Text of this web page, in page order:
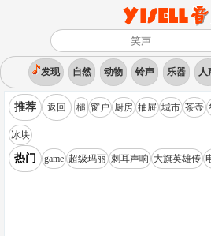
发现 自然 动物 铃声 乐器 人
推荐 返回 槌 窗户 厨房 抽屉 城市 茶壶
冰块
热门 game 超级玛丽 刺耳声响 大旗英雄传